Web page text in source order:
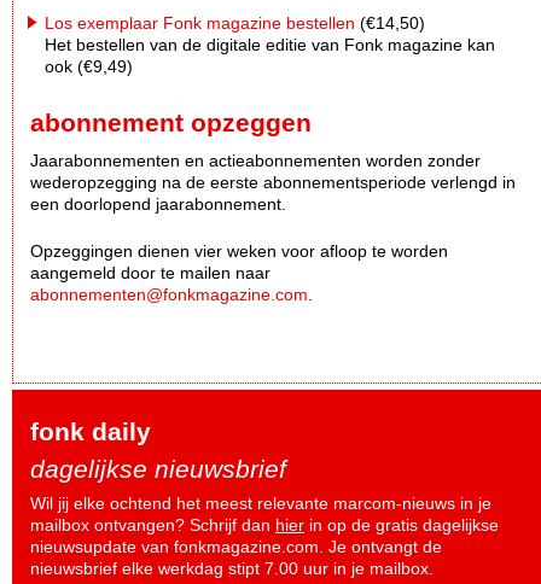
Los exemplaar Fonk magazine bestellen (€14,50)
Het bestellen van de digitale editie van Fonk magazine kan
ook (€9,49)
abonnement opzeggen
Jaarabonnementen en actieabonnementen worden zonder
wederopzegging na de eerste abonnementsperiode verlengd in
een doorlopend jaarabonnement.
Opzeggingen dienen vier weken voor afloop te worden
aangemeld door te mailen naar
abonnementen@fonkmagazine.com
fonk daily
dagelijkse nieuwsbrief
Wil jij elke ochtend het meest relevante marcom-nieuws in je
mailbox ontvangen? Schrijf dan hier in op de gratis dagelijkse
nieuwsupdate van fonkmagazine.com. Je ontvangt de
nieuwsbrief elke werkdag stipt 7.00 uur in je mailbox.